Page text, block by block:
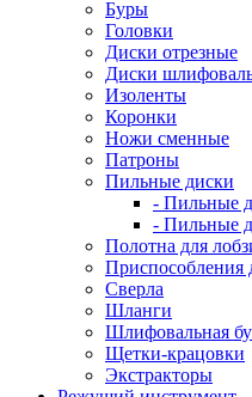
Буры
Головки
Диски отрезные
Диски
Изоленты
Коронки
Ножи сменные
Патроны
Пильные диски
- Пильные
- Пильные
Полотна для
Приспособления
Сверла
Шланги
Шлифовальная
Щетки-крацовки
Экстракторы